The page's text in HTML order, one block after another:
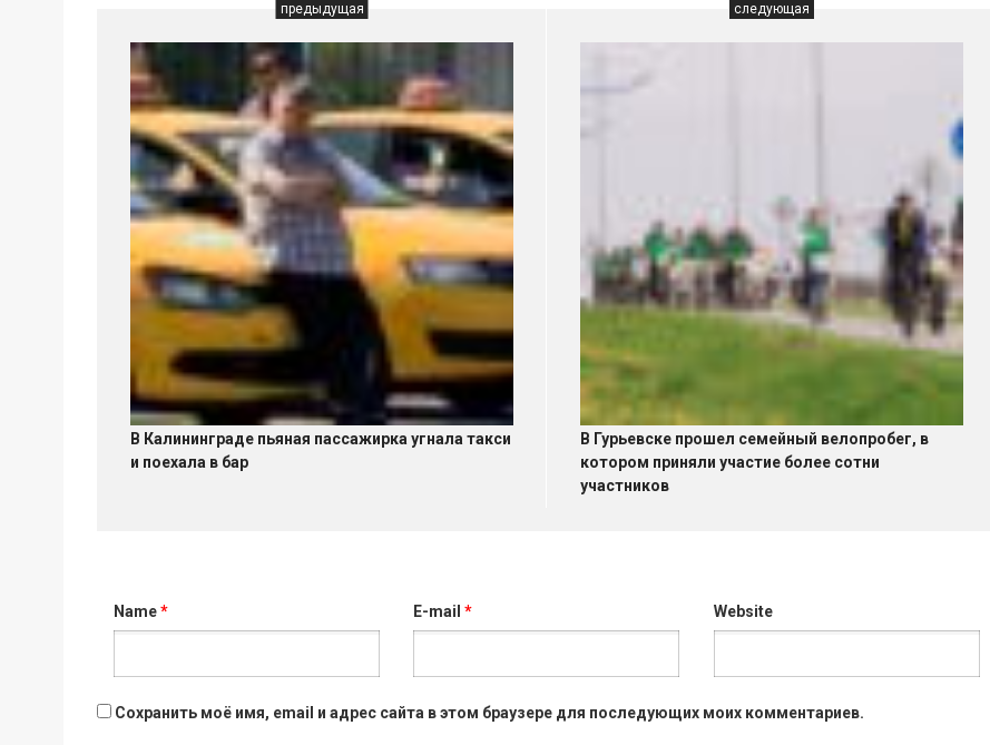
предыдущая
В Калининграде пьяная пассажирка угнала такси
и поехала в бар
следующая
В Гурьевске прошел семейный велопробег, в
котором приняли участие более сотни
участников
Name* E-mail* Website
Сохранить моё имя, email и адрес сайта в этом браузере для последующих моих комментариев.